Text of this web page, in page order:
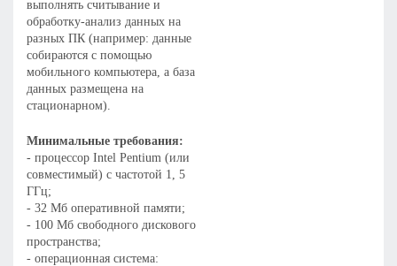
выполнять считывание и
обработку-анализ данных на
разных ПК (например: данные
собираются с помощью
мобильного компьютера, а база
данных размещена на
стационарном).
Минимальные требования:
- процессор Intel Pentium (или
совместимый) с частотой 1, 5
ГГц;
- 32 Мб оперативной памяти;
- 100 Мб свободного дискового
пространства;
- операционная система: